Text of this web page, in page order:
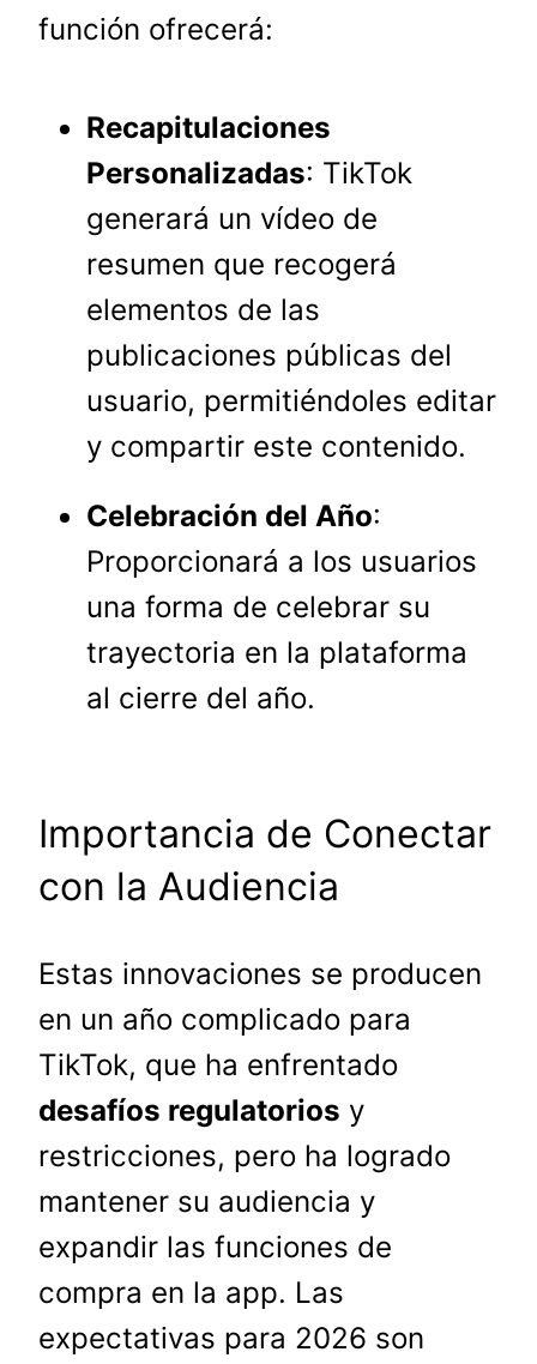
función ofrecerá:
Recapitulaciones
Personalizadas: TikTok
generará un vídeo de
resumen que recogerá
elementos de las
publicaciones públicas del
usuario, permitiéndoles editar
y compartir este contenido.
Celebración del Año:
Proporcionará a los usuarios
una forma de celebrar su
trayectoria en la plataforma
al cierre del año.
Importancia de Conectar
con la Audiencia
Estas innovaciones se producen
en un año complicado para
TikTok, que ha enfrentado
desafíos regulatorios y
restricciones, pero ha logrado
mantener su audiencia y
expandir las funciones de
compra en la app. Las
expectativas para 2026 son